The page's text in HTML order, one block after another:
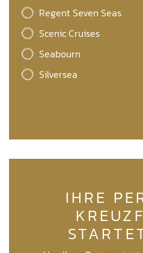
Regent Seven Seas
Scenic Cruises
Seabourn
Silversea
IHRE